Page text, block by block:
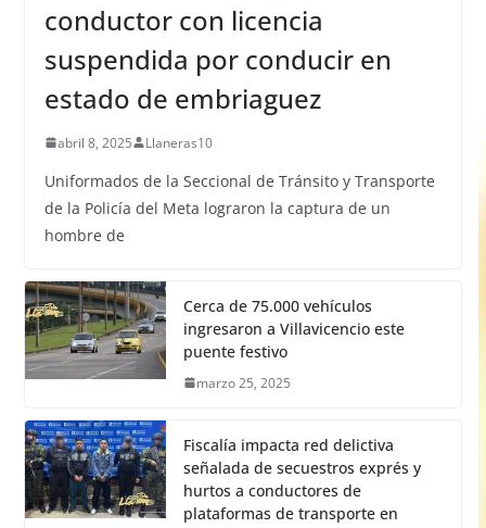
conductor con licencia
suspendida por conducir en
estado de embriaguez
abril 8, 2025 Llaneras10
Uniformados de la Seccional de Tránsito y Transporte
de la Policía del Meta lograron la captura de un
hombre de
Cerca de 75.000 vehículos
ingresaron a Villavicencio este
puente festivo
marzo 25, 2025
Fiscalía impacta red delictiva
señalada de secuestros exprés y
hurtos a conductores de
plataformas de transporte en